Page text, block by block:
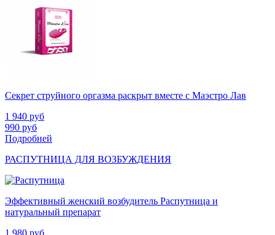
Секрет струйного оргазма раскрыт вместе с Маэстро Лав
1 940 руб
990 руб
Подробней
РАСПУТНИЦА ДЛЯ ВОЗБУЖДЕНИЯ
Эффективный женский возбудитель Распутница и
натуральный препарат